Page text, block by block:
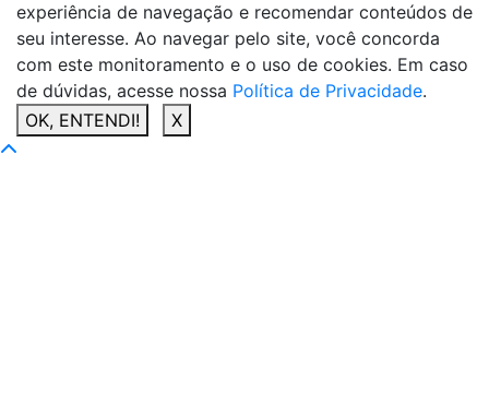
experiência de navegação e recomendar conteúdos de
seu interesse. Ao navegar pelo site, você concorda
com este monitoramento e o uso de cookies. Em caso
de dúvidas, acesse nossa Política de Privacidade.
OK, ENTENDI!
X